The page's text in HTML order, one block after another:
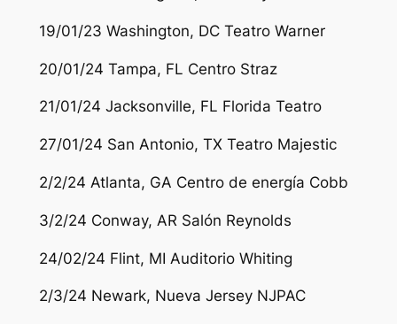
19/01/23 Washington, DC Teatro Warner
20/01/24 Tampa, FL Centro Straz
21/01/24 Jacksonville, FL Florida Teatro
27/01/24 San Antonio, TX Teatro Majestic
2/2/24 Atlanta, GA Centro de energía Cobb
3/2/24 Conway, AR Salón Reynolds
24/02/24 Flint, MI Auditorio Whiting
2/3/24 Newark, Nueva Jersey NJPAC